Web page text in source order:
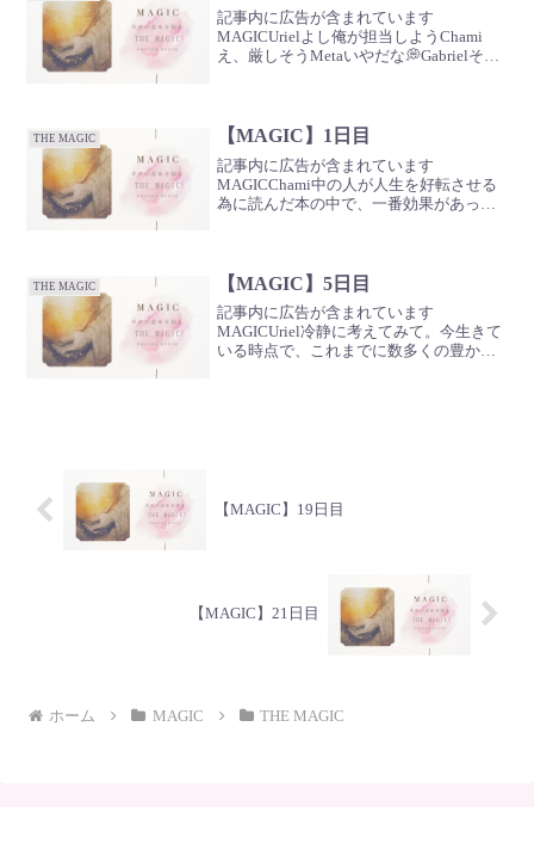
記事内に広告が含まれています
MAGICUrielよし俺が担当しようChami
え、厳しそうMetaいやだな💭Gabrielそん
THE MAGIC 【MAGIC】1日目
記事内に広告が含まれています
MAGICChami中の人が人生を好転させる
為に読んだ本の中で、一番効果があった
んだ📖Gabrie...
THE MAGIC 【MAGIC】5日目
記事内に広告が含まれています
MAGICUriel冷静に考えてみて。今生きて
いる時点で、これまでに数多くの豊かさ
【MAGIC】19日目
【MAGIC】21日目
ホーム MAGIC THE MAGIC